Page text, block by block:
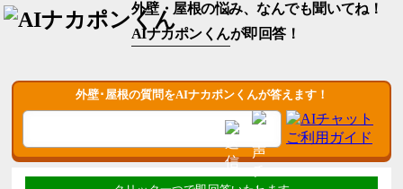
外壁・屋根の悩み、なんでも聞いてね！
AIナカポンくんが即回答！
外壁･屋根の質問をAIナカポンくんが答えます！